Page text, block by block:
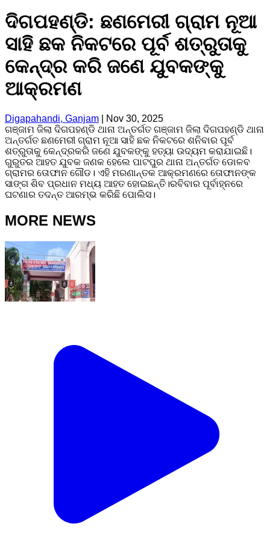
ଦିଗପହଣ୍ଡି: ଛଣମେରୀ ଗ୍ରାମ ନୂଆ
ସାହି ଛକ ନିକଟରେ ପୂର୍ବ ଶତ୍ରୁତାକୁ
କେନ୍ଦ୍ର କରି ଜଣେ ଯୁବକଙ୍କୁ
ଆକ୍ରମଣ
Digapahandi, Ganjam
Nov 30, 2025
ଗଞ୍ଜାମ ଜିଲା ଦିଗପହଣ୍ଡି ଥାନା ଅନ୍ତର୍ଗତ ଗଞ୍ଜାମ ଜିଲା ଦିଗପହଣ୍ଡି ଥାନା
ଅନ୍ତର୍ଗତ ଛଣମେରୀ ଗ୍ରାମ ନୂଆ ସାହି ଛକ ନିକଟରେ ଶନିବାର ପୂର୍ବ
ଶତ୍ରୁତାକୁ କେନ୍ଦ୍ରକରି ଜଣେ ଯୁବକଙ୍କୁ ହତ୍ୟା ଉଦ୍ୟମ କରାଯାଇଛି।
ଗୁରୁତର ଆହତ ଯୁବକ ଜଣକ ହେଲେ ପାଟପୁର ଥାନା ଅନ୍ତର୍ଗତ ଡୋଳବ
ଗ୍ରାମର ତୋଫାନ ଗୌଡ। ଏହି ମରଣାନ୍ତକ ଆକ୍ରମଣରେ ତୋଫାନଙ୍କ
ସାଙ୍ଗ ଶିବ ପ୍ରଧାନ ମଧ୍ୟ ଆହତ ହୋଇଛନ୍ତି।ରବିବାର ପୂର୍ବାହ୍ନରେ
ଘଟଣାର ତଦନ୍ତ ଆରମ୍ଭ କରିଛି ପୋଲିସ।
MORE NEWS